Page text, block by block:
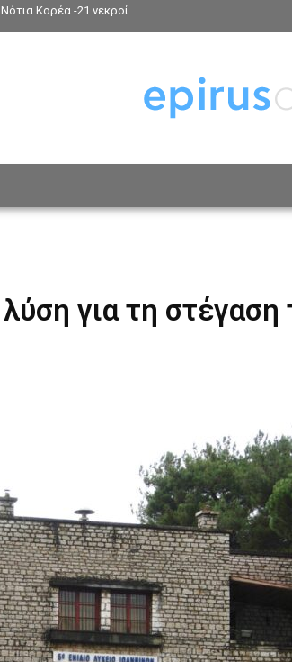
Κορέα -21 νεκροί
για τη στέγαση